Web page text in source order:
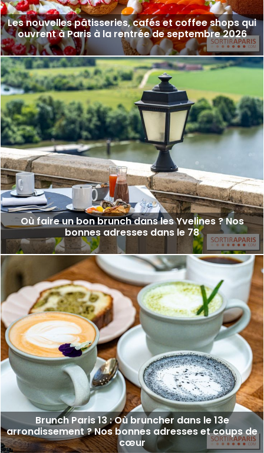
Les nouvelles pâtisseries, cafés et coffee shops qui
ouvrent à Paris à la rentrée de septembre 2026
Où faire un bon brunch dans les Yvelines ? Nos
bonnes adresses dans le 78
Brunch Paris 13 : Où bruncher dans le 13e
arrondissement ? Nos bonnes adresses et coups de
cœur